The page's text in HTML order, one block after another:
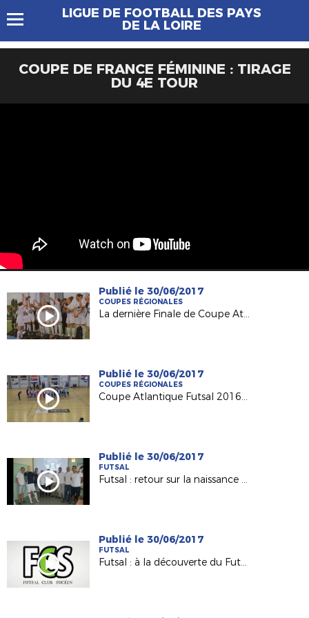
LIGUE DE FOOTBALL DES PAYS
DE LA LOIRE
COUPE DE FRANCE FÉMININE : TIRAGE
DU 4E TOUR
Publié le 30/06/2017
COUPES RÉGIONALES
La dernière Finale de Coupe Atlantique Féminine Crédit-Mutuel !
Publié le 30/06/2017
COUPES RÉGIONALES
Coupe Atlantique Futsal 2016-2017 : revivez la finale remportée par Saint Herblain Pépite FC
Publié le 30/06/2017
FUTSAL
Futsal : retour sur la naissance du Nantes Métropole Futsal (D1)
Publié le 30/06/2017
FUTSAL
Futsal : à la découverte du Futsal Club Sucéen (Sucé sur Erdre)